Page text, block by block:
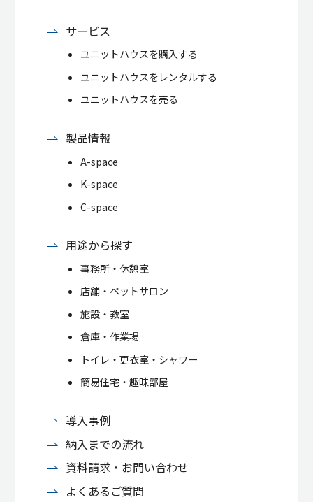
サービス
ユニットハウスを購入する
ユニットハウスをレンタルする
ユニットハウスを売る
製品情報
A-space
K-space
C-space
用途から探す
事務所・休憩室
店舗・ペットサロン
施設・教室
倉庫・作業場
トイレ・更衣室・シャワー
簡易住宅・趣味部屋
導入事例
納入までの流れ
資料請求・お問い合わせ
よくあるご質問